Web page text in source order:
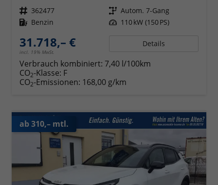
Fahrzeugnr. 362477 Getriebe Autom. 7-Gang
Kraftstoff Benzin Leistung 110 kW (150 PS)
31.718,– €
incl. 19% MwSt.
Details
Verbrauch kombiniert: 7,40 l/100km
CO2-Klasse: F
CO2-Emissionen: 168,00 g/km
ab 310,– mtl.